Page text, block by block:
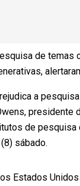
de temas
a pesquisa
presidente
de pesquisa
sábado.
Estados